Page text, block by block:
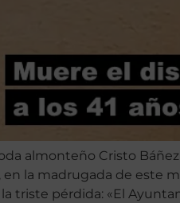
almonteño Cristo
en la madrugada de este
triste pérdida: «El